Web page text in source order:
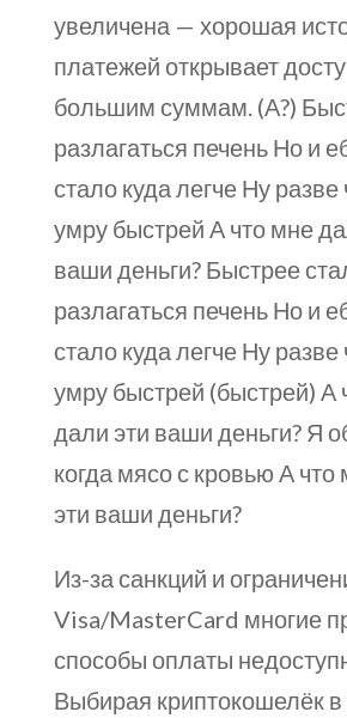
увеличена — хорошая
платежей открывает
большим суммам. (А?)
разлагаться печень Но и
стало куда легче Ну разве
умру быстрей А что мне
ваши деньги? Быстрее
разлагаться печень Но и
стало куда легче Ну разве
умру быстрей (быстрей) А
дали эти ваши деньги? Я
когда мясо с кровью А
эти ваши деньги?
Из-за санкций и
Visa/MasterCard многие
способы оплаты
Выбирая криптокошелёк в